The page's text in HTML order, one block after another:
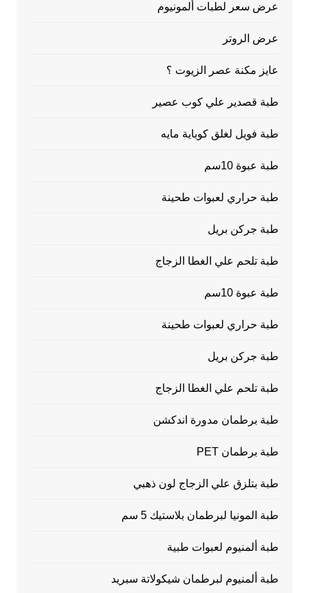
عرض سعر لطبات ألمونيوم
عرض الروتر
عايز مكنة عصر الزيوت ؟
طبة قصدير علي كوب عصير
طبة فويل لغلق كوباية مايه
طبة عبوة 10سم
طبة حراري لعبوات طحينة
طبة جركن بريل
طبة تلحم علي الغطا الزجاج
طبة عبوة 10سم
طبة حراري لعبوات طحينة
طبة جركن بريل
طبة تلحم علي الغطا الزجاج
طبة برطمان مدورة اندكشن
طبة برطمان PET
طبة بتلزق علي الزجاج لون ذهبي
طبة المونيا لبرطمان بلاستيك 5 سم
طبة ألمنيوم لعبوات طبية
طبة ألمنيوم لبرطمان شيكولاتة سبريد